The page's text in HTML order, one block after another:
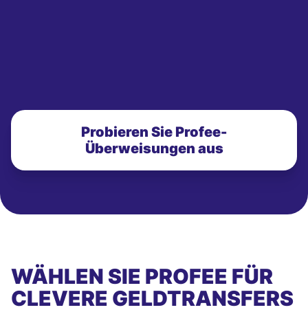
Probieren Sie Profee-
Überweisungen aus
WÄHLEN SIE PROFEE FÜR
CLEVERE GELDTRANSFERS